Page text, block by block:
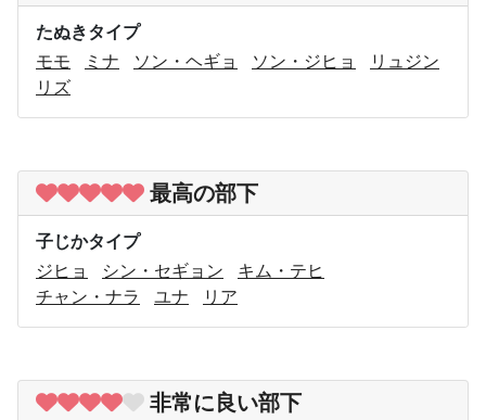
たぬきタイプ
モモ
ミナ ソン・ヘギョ ソン・ジヒョ
リュジン
リズ
最高の部下
子じかタイプ
ジヒョ
シン・セギョン
キム・テヒ
チャン・ナラ
ユナ リア
非常に良い部下